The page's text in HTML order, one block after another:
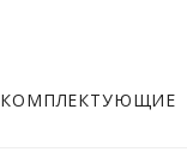
КОМПЛЕКТУЮЩИЕ